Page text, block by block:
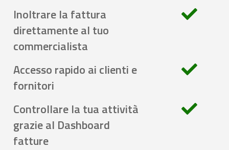
Inoltrare la fattura
direttamente al tuo
commercialista
Accesso rapido ai clienti e
fornitori
Controllare la tua attività
grazie al Dashboard
fatture